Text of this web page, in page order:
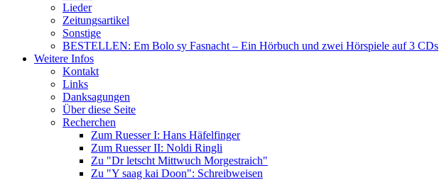
Lieder
Zeitungsartikel
Sonstige
BESTELLEN: Em Bolo sy Fasnacht – Ein Hörbuch und zwei Hörspiele auf 3 CDs
Weitere Infos
Kontakt
Links
Danksagungen
Über diese Seite
Recherchen
Zum Ruesser I: Hans Häfelfinger
Zum Ruesser II: Noldi Ringli
Zu "Dr letscht Mittwuch Morgestraich"
Zu "Y saag kai Doon": Schreibweisen